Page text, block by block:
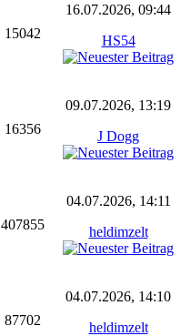
15042
16.07.2026, 09:44
HS54
16356
09.07.2026, 13:19
J Dogg
407855
04.07.2026, 14:11
heldimzelt
87702
04.07.2026, 14:10
heldimzelt